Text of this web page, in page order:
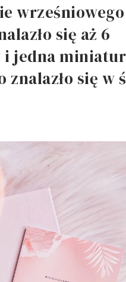
się aż 6
jedna
się w